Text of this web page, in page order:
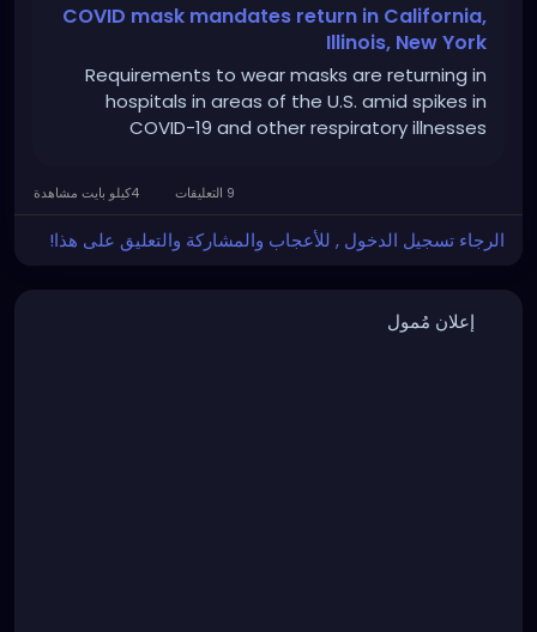
COVID mask mandates return in California,
Illinois, New York
Requirements to wear masks are returning in
hospitals in areas of the U.S. amid spikes in
COVID-19 and other respiratory illnesses
الرجاء تسجيل الدخول , للأعجاب والمشاركة والتعليق على هذا!
إعلان مُمول